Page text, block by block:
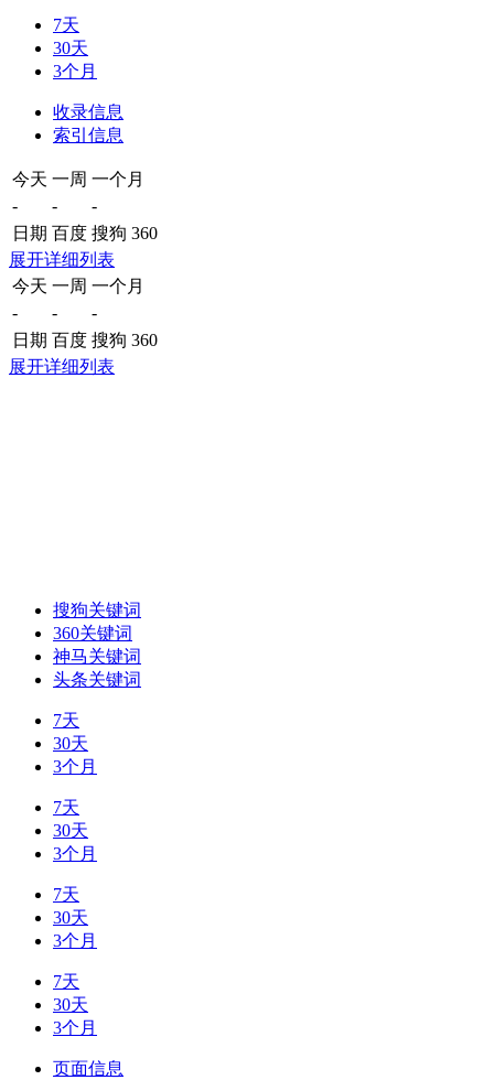
7天
30天
3个月
收录信息
索引信息
今天 一周 一个月
-
-
-
日期 百度 搜狗 360
展开详细列表
今天 一周 一个月
-
-
-
日期 百度 搜狗 360
展开详细列表
搜狗关键词
360关键词
神马关键词
头条关键词
7天
30天
3个月
7天
30天
3个月
7天
30天
3个月
7天
30天
3个月
页面信息